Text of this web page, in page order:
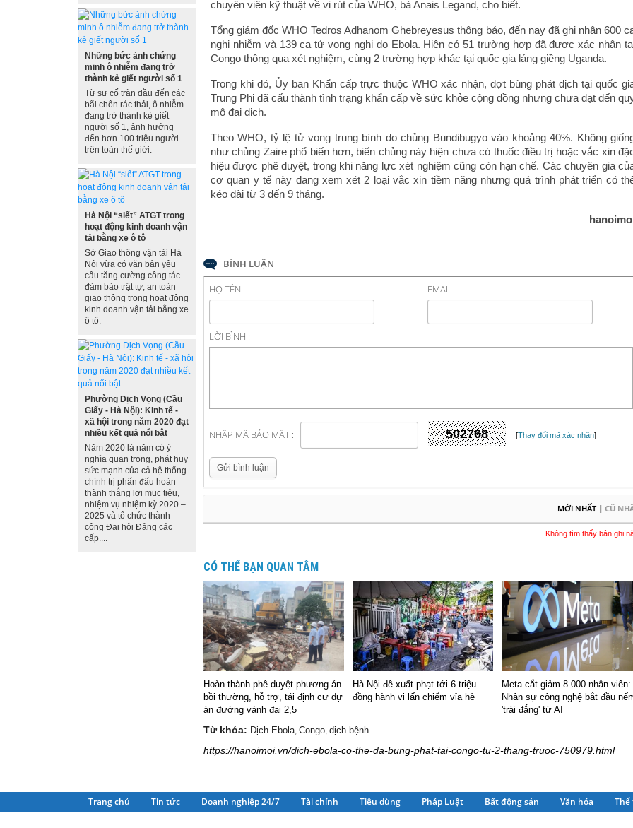
Những bức ảnh chứng
minh ô nhiễm đang trở
thành kẻ giết người số 1
Từ sự cố tràn dầu đến các
bãi chôn rác thải, ô nhiễm
đang trở thành kẻ giết
người số 1, ảnh hưởng
đến hơn 100 triệu người
trên toàn thế giới.
Hà Nội “siết” ATGT trong
hoạt động kinh doanh vận
tải bằng xe ô tô
Sở Giao thông vận tải Hà
Nội vừa có văn bản yêu
cầu tăng cường công tác
đảm bảo trật tự, an toàn
giao thông trong hoạt động
kinh doanh vận tải bằng xe
ô tô.
Phường Dịch Vọng (Cầu
Giấy - Hà Nội): Kinh tế -
xã hội trong năm 2020 đạt
nhiều kết quả nổi bật
Năm 2020 là năm có ý
nghĩa quan trọng, phát huy
sức mạnh của cả hệ thống
chính trị phấn đấu hoàn
thành thắng lợi mục tiêu,
nhiệm vụ nhiệm kỳ 2020 –
2025 và tổ chức thành
công Đại hội Đảng các
cấp....
chuyên viên kỹ thuật về vi rút của WHO, bà Anais Legand, cho biết.
Tổng giám đốc WHO Tedros Adhanom Ghebreyesus thông báo, đến nay đã ghi nhận 600
nghi nhiễm và 139 ca tử vong nghi do Ebola. Hiện có 51 trường hợp đã được xác nhận
Congo thông qua xét nghiệm, cùng 2 trường hợp khác tại quốc gia láng giềng Uganda.
Trong khi đó, Ủy ban Khẩn cấp trực thuộc WHO xác nhận, đợt bùng phát dịch tại quốc
Trung Phi đã cấu thành tình trạng khẩn cấp về sức khỏe cộng đồng nhưng chưa đạt đến
mô đại dịch.
Theo WHO, tỷ lệ tử vong trung bình do chủng Bundibugyo vào khoảng 40%. Không
như chủng Zaire phổ biến hơn, biến chủng này hiện chưa có thuốc điều trị hoặc vắc xin
hiệu được phê duyệt, trong khi năng lực xét nghiệm cũng còn hạn chế. Các chuyên gia
cơ quan y tế này đang xem xét 2 loại vắc xin tiềm năng nhưng quá trình phát triển có
kéo dài từ 3 đến 9 tháng.
BÌNH LUẬN
HỌ TÊN :
EMAIL :
LỜI BÌNH :
NHẬP MÃ BẢO MẬT : [Thay đổi mã xác nhận]
Gửi bình luận
MỚI NHẤT| CŨ
Không tìm thấy bản ghi
CÓ THỂ BẠN QUAN TÂM
Hoàn thành phê duyệt phương án
bồi thường, hỗ trợ, tái định cư dự
án đường vành đai 2,5
Hà Nội đề xuất phạt tới 6 triệu
đồng hành vi lấn chiếm vỉa hè
Meta cắt giảm 8.000 nhân viên:
Nhân sự công nghệ bắt đầu
'trái đắng' từ AI
Từ khóa: Dịch Ebola, Congo, dịch bệnh
https://hanoimoi.vn/dich-ebola-co-the-da-bung-phat-tai-congo-tu-2-thang-truoc-750979.html
Trang chủ Tin tức Doanh nghiệp 24/7 Tài chính Tiêu dùng Pháp Luật Bất động sản Văn hóa Thể